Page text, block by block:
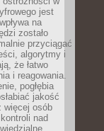
jest
na
zostało
przyciągać
algorytmy i
że łatwo
i reagowania.
pogłębia
jakość
więcej osób
nad